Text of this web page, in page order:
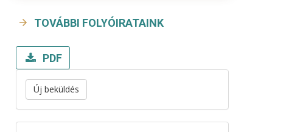
TOVÁBBI FOLYÓIRATAINK
PDF
Új beküldés